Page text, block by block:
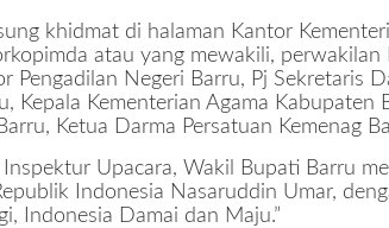
khidmat di halaman Kantor
atau yang mewakili, perwakilan
Pengadilan Negeri Barru, Pj Sekretaris
Kepala Kementerian Agama Kabupaten
Ketua Darma Persatuan Kemenag
Upacara, Wakil Bupati Barru
Indonesia Nasaruddin Umar,
Indonesia Damai dan Maju.”